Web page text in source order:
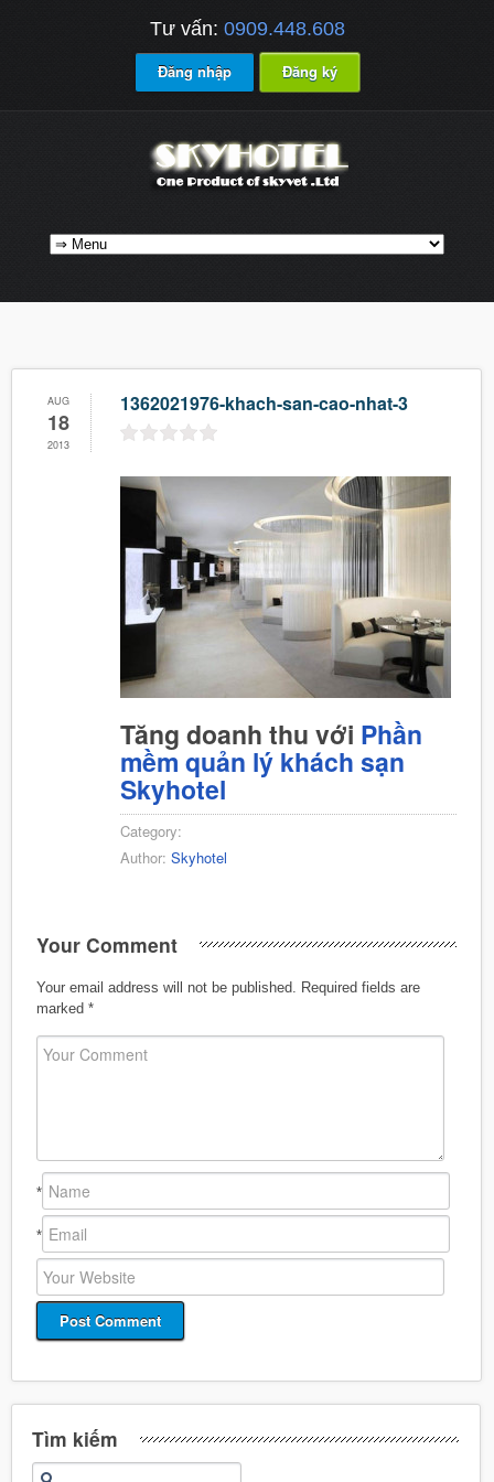
Tư vấn: 0909.448.608
Đăng nhập Đăng ký
AUG
18
2013
1362021976-khach-san-cao-nhat-3
Tăng doanh thu với Phần
mềm quản lý khách sạn
Skyhotel
Category:
Author: Skyhotel
Your Comment
Your email address will not be published.
Required fields are
marked *
*
*
Tìm kiếm